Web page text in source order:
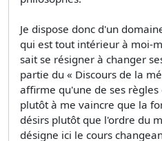
Je dispose donc d'un
qui est tout intérieur à moi-
sait se résigner à changer
partie du « Discours de la
affirme qu'une de ses
plutôt à me vaincre que la
désirs plutôt que l'ordre du
désigne ici le cours